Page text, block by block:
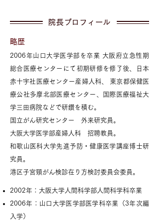
院長プロフィール
略歴
2006年山口大学医学部を卒業 大阪府立急性期
総合医療センターにて初期研修を修了後、日本
赤十字社医療センター産婦人科、 東京都保健医
療公社多摩北部医療センター、国際医療福祉大
学三田病院などで研鑽を積む。
国立がん研究センター 外来研究員。
大阪大学医学部産婦人科 招聘教員。
和歌山医科大学先進予防・健康医学講座博士研
究員。
​港区子宮頸がん検診在り方検討委員会委員。
2002年：大阪大学人間科学部人間科学科卒業
2006年：山口大学医学部医学科卒業（3年次編
入学）